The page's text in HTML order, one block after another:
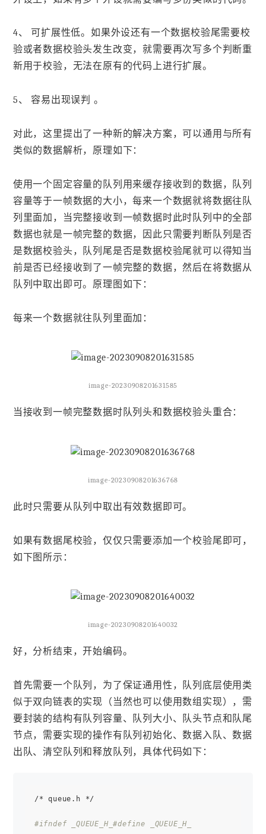
4、 可扩展性低。如果外设还有一个数据校验尾需要校
验或者数据校验头发生改变，就需要再次写多个判断重
新用于校验，无法在原有的代码上进行扩展。
5、 容易出现误判 。
对此，这里提出了一种新的解决方案，可以通用与所有
类似的数据解析，原理如下：
使用一个固定容量的队列用来缓存接收到的数据，队列
容量等于一帧数据的大小，每来一个数据就将数据往队
列里面加，当完整接收到一帧数据时此时队列中的全部
数据也就是一帧完整的数据，因此只需要判断队列是否
是数据校验头，队列尾是否是数据校验尾就可以得知当
前是否已经接收到了一帧完整的数据，然后在将数据从
队列中取出即可。原理图如下：
每来一个数据就往队列里面加：
image-20230908201631585
当接收到一帧完整数据时队列头和数据校验头重合：
image-20230908201636768
此时只需要从队列中取出有效数据即可。
如果有数据尾校验，仅仅只需要添加一个校验尾即可，
如下图所示：
image-20230908201640032
好，分析结束，开始编码。
首先需要一个队列，为了保证通用性，队列底层使用类
似于双向链表的实现（当然也可以使用数组实现），需
要封装的结构有队列容量、队列大小、队头节点和队尾
节点，需要实现的操作有队列初始化、数据入队、数据
出队、清空队列和释放队列，具体代码如下：
/* queue.h */
#ifndef _QUEUE_H_#define _QUEUE_H_